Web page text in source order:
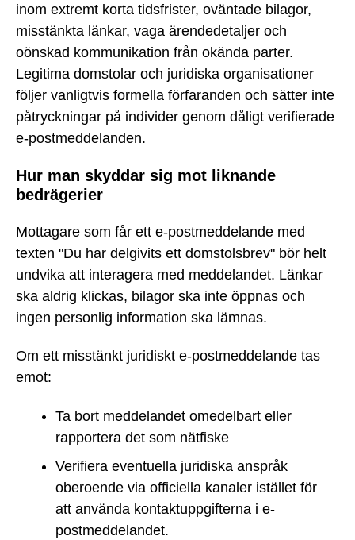
inom extremt korta tidsfrister, oväntade bilagor,
misstänkta länkar, vaga ärendedetaljer och
oönskad kommunikation från okända parter.
Legitima domstolar och juridiska organisationer
följer vanligtvis formella förfaranden och sätter inte
påtryckningar på individer genom dåligt verifierade
e-postmeddelanden.
Hur man skyddar sig mot liknande
bedrägerier
Mottagare som får ett e-postmeddelande med
texten "Du har delgivits ett domstolsbrev" bör helt
undvika att interagera med meddelandet. Länkar
ska aldrig klickas, bilagor ska inte öppnas och
ingen personlig information ska lämnas.
Om ett misstänkt juridiskt e-postmeddelande tas
emot:
Ta bort meddelandet omedelbart eller
rapportera det som nätfiske
Verifiera eventuella juridiska anspråk
oberoende via officiella kanaler istället för
att använda kontaktuppgifterna i e-
postmeddelandet.